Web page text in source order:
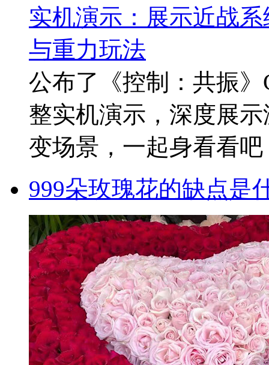
公布了《控制：共振》
整实机演示，深度展
变场景，一起身看看
999朵玫瑰花的缺点是